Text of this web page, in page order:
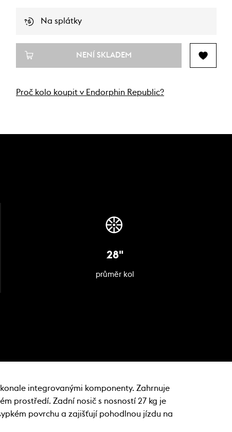
Na splátky
NENÍ SKLADEM
Proč kolo koupit v Endorphin Republic?
28"
průměr kol
integrovanými komponenty. Zahrnuje
prostředí. Zadní nosič s nosností 27 kg je
povrchu a zajišťují pohodlnou jízdu na